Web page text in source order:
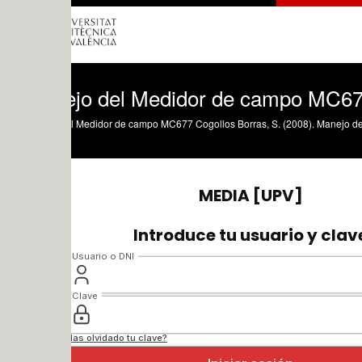
del Medidor de campo MC677
Medidor de campo MC677 Cogollos Borras, S. (2008). Manejo del Medidor de